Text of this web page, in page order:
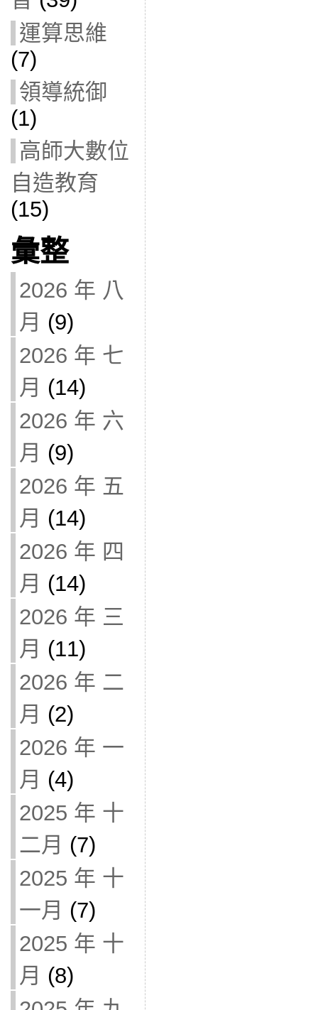
運算思維
(7)
領導統御
(1)
高師大數位
自造教育
(15)
彙整
2026 年 八
月 (9)
2026 年 七
月 (14)
2026 年 六
月 (9)
2026 年 五
月 (14)
2026 年 四
月 (14)
2026 年 三
月 (11)
2026 年 二
月 (2)
2026 年 一
月 (4)
2025 年 十
二月 (7)
2025 年 十
一月 (7)
2025 年 十
月 (8)